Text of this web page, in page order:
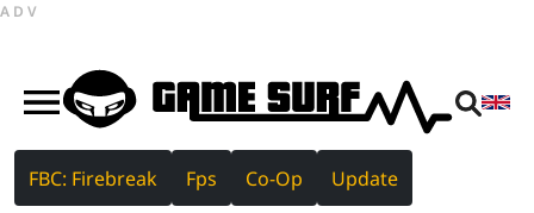
ADV
FBC: Firebreak Fps Co-Op Update